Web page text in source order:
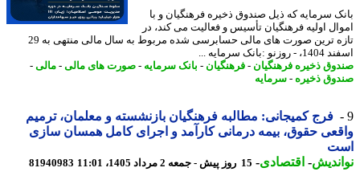
سرمایه که ذیل صندوق ذخیره فرهنگیان و با
اولیه فرهنگیان تأسیس و فعالیت می کند، در
تازه ترین صورت های مالی حسابرسی شده مربوط به سال مالی منتهی به 29
:بانک سرمایه ...
ذخیره فرهنگیان-فرهنگیان-بانک سرمایه -صورت های مالی-مالی-
ذخیره-سرمایه
فرج کمیجانی: مطالبه فرهنگیان بازنشسته و معلمان، ترمیم
حقوق، بیمه درمانی کارآمد و اجرای کامل همسان سازی
-اقتصادی-15 روز پیش - جمعه 2 مرداد 1405، 11:01 81940983